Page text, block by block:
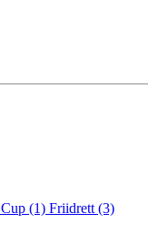
Cup (1) Friidrett (3)